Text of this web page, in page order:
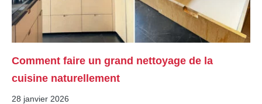
Comment faire un grand nettoyage de la
cuisine naturellement
28 janvier 2026